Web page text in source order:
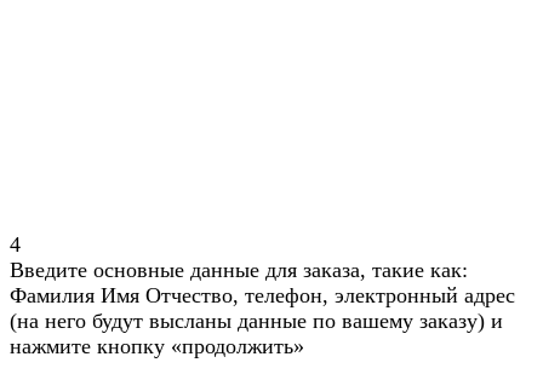
4
Введите основные данные для заказа, такие как:
Фамилия Имя Отчество, телефон, электронный адрес
(на него будут высланы данные по вашему заказу) и
нажмите кнопку «продолжить»